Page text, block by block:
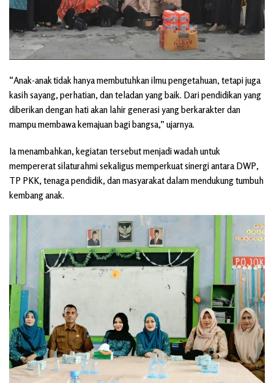
“Anak-anak tidak hanya membutuhkan ilmu pengetahuan, tetapi juga
kasih sayang, perhatian, dan teladan yang baik. Dari pendidikan yang
diberikan dengan hati akan lahir generasi yang berkarakter dan
mampu membawa kemajuan bagi bangsa,” ujarnya.
Ia menambahkan, kegiatan tersebut menjadi wadah untuk
mempererat silaturahmi sekaligus memperkuat sinergi antara DWP,
TP PKK, tenaga pendidik, dan masyarakat dalam mendukung tumbuh
kembang anak.